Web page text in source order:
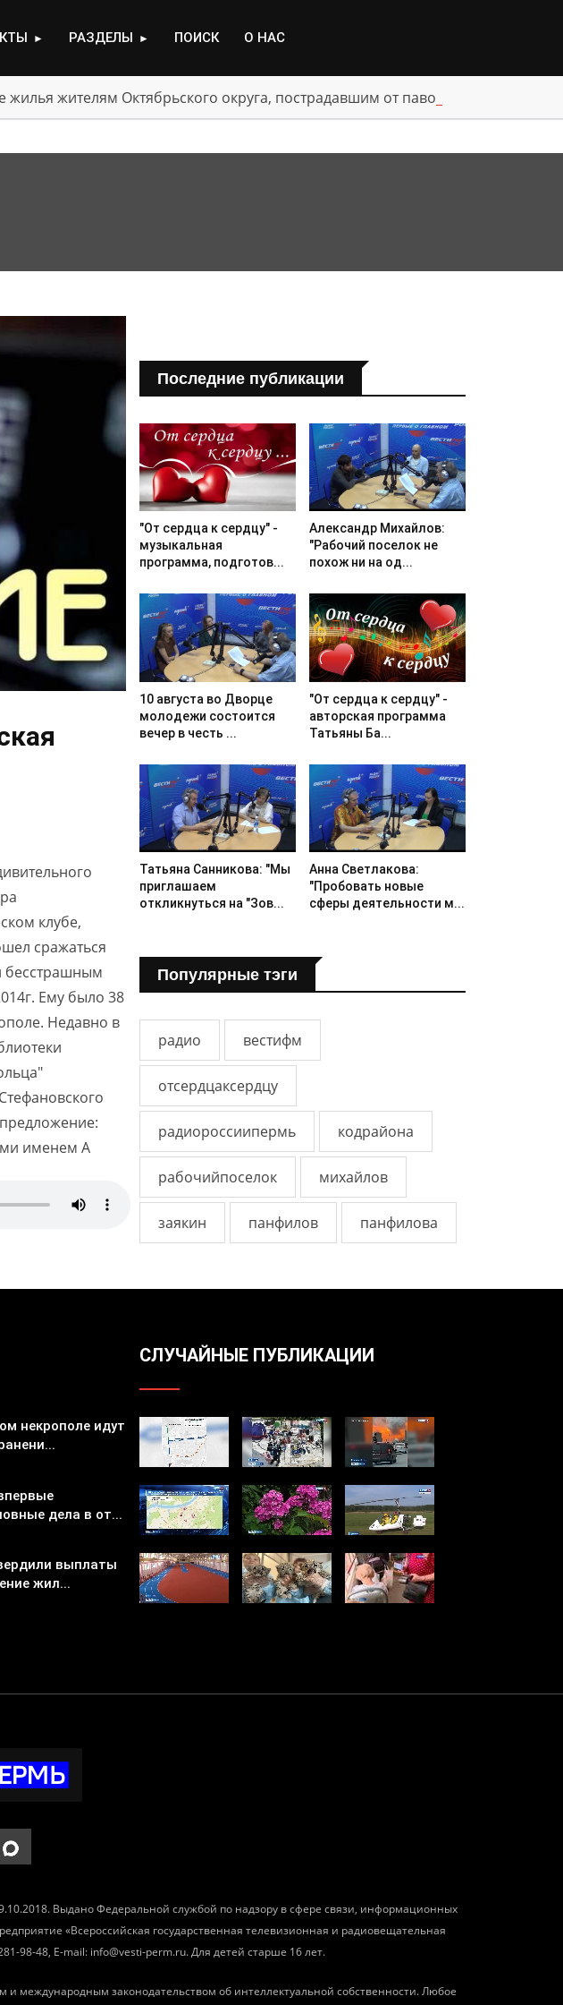
► РАЗДЕЛЫ ► ПОИСК О НАС
жителям Октябрьского округа, пострадавшим от паводка
клубе,
сражаться
бесстрашным
Ему было 38
Недавно в
именем А
Последние публикации
"От сердца к сердцу" -
музыкальная
программа, подготов...
Александр Михайлов:
"Рабочий поселок не
похож ни на од...
10 августа во Дворце
молодежи состоится
вечер в честь ...
"От сердца к сердцу" -
авторская программа
Татьяны Ба...
Татьяна Санникова: "Мы
приглашаем
откликнуться на "Зов...
Анна Светлакова:
"Пробовать новые
сферы деятельности м...
Популярные тэги
радио вестифм
отсердцаксердцу
радиороссиипермь кодрайона
рабочийпоселок михайлов
заякин панфилов панфилова
некрополе идут
дела в от...
выплаты
жил...
СЛУЧАЙНЫЕ ПУБЛИКАЦИИ
Выдано Федеральной службой по надзору в сфере связи, информационных
«Всероссийская государственная телевизионная и радиовещательная
98-48, E-mail: info@vesti-perm.ru. Для детей старше 16 лет.
международным законодательством об интеллектуальной собственности. Любое